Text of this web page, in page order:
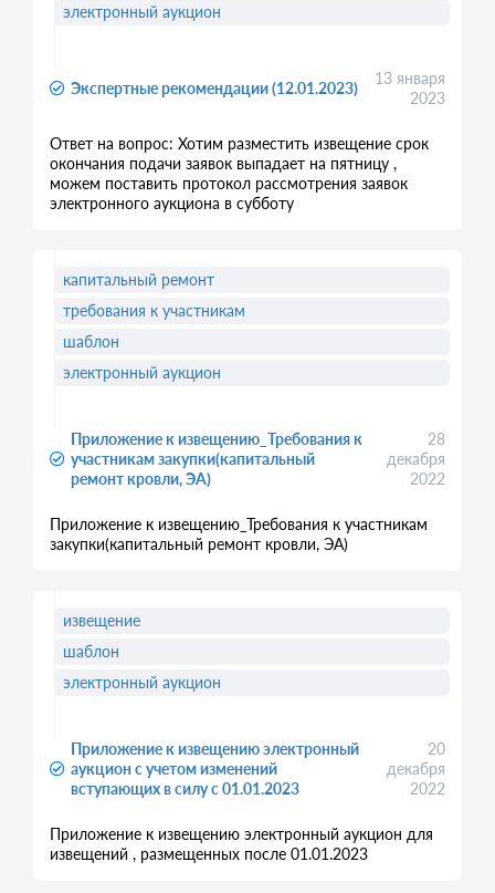
Экспертные рекомендации (12.01.2023)
13 января
2023
Ответ на вопрос: Хотим разместить извещение срок
окончания подачи заявок выпадает на пятницу ,
можем поставить протокол рассмотрения заявок
электронного аукциона в субботу
электронный аукцион
Приложение к извещению_Требования к
участникам закупки(капитальный
ремонт кровли, ЭА)
28
декабря
2022
Приложение к извещению_Требования к участникам
закупки(капитальный ремонт кровли, ЭА)
капитальный ремонт
требования к участникам
шаблон
электронный аукцион
Приложение к извещению электронный
аукцион с учетом изменений
вступающих в силу с 01.01.2023
20
декабря
2022
Приложение к извещению электронный аукцион для
извещений , размещенных после 01.01.2023
извещение
шаблон
электронный аукцион